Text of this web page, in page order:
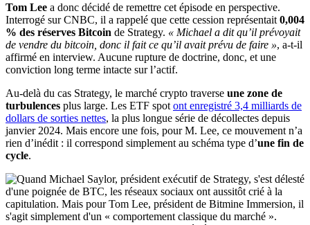
Tom Lee a donc décidé de remettre cet épisode en perspective.
Interrogé sur CNBC, il a rappelé que cette cession représentait 0,004
% des réserves Bitcoin de Strategy. « Michael a dit qu’il prévoyait
de vendre du bitcoin, donc il fait ce qu’il avait prévu de faire », a-t-il
affirmé en interview. Aucune rupture de doctrine, donc, et une
conviction long terme intacte sur l’actif.
Au-delà du cas Strategy, le marché crypto traverse une zone de
turbulences plus large. Les ETF spot ont enregistré 3,4 milliards de
dollars de sorties nettes, la plus longue série de décollectes depuis
janvier 2024. Mais encore une fois, pour M. Lee, ce mouvement n’a
rien d’inédit : il correspond simplement au schéma type d’une fin de
cycle.